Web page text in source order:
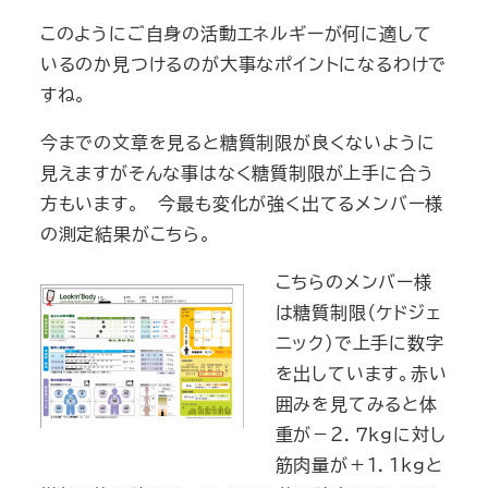
このようにご自身の活動エネルギーが何に適して
いるのか見つけるのが大事なポイントになるわけで
すね。
今までの文章を見ると糖質制限が良くないように
見えますがそんな事はなく糖質制限が上手に合う
方もいます。 今最も変化が強く出てるメンバー様
の測定結果がこちら。
こちらのメンバー様
は糖質制限（ケドジェ
ニック）で上手に数字
を出しています。赤い
囲みを見てみると体
重が－２．７ｋｇに対し
筋肉量が＋１．１ｋｇと